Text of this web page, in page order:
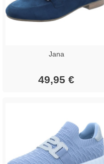
Jana
49,95 €